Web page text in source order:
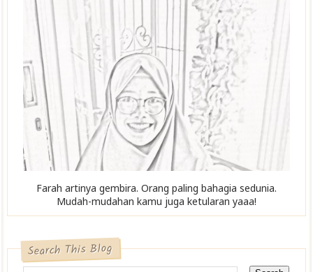
Farah artinya gembira. Orang paling bahagia sedunia.
Mudah-mudahan kamu juga ketularan yaaa!
Search This Blog